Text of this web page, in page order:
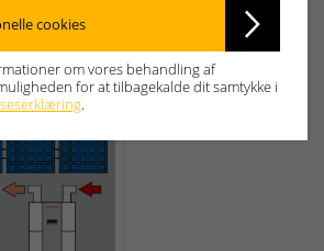
cookies
om vores behandling af
for at tilbagekalde dit samtykke i
.